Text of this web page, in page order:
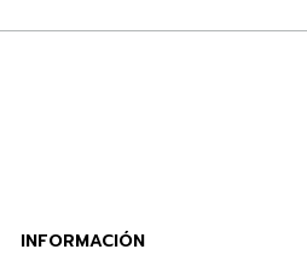
INFORMACIÓN